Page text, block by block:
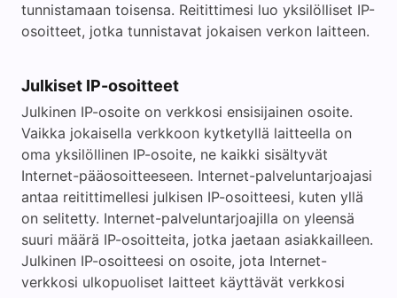
tunnistamaan toisensa. Reitittimesi luo yksilölliset IP-
osoitteet, jotka tunnistavat jokaisen verkon laitteen.
Julkiset IP-osoitteet
Julkinen IP-osoite on verkkosi ensisijainen osoite.
Vaikka jokaisella verkkoon kytketyllä laitteella on
oma yksilöllinen IP-osoite, ne kaikki sisältyvät
Internet-pääosoitteeseen. Internet-palveluntarjoajasi
antaa reitittimellesi julkisen IP-osoitteesi, kuten yllä
on selitetty. Internet-palveluntarjoajilla on yleensä
suuri määrä IP-osoitteita, jotka jaetaan asiakkailleen.
Julkinen IP-osoitteesi on osoite, jota Internet-
verkkosi ulkopuoliset laitteet käyttävät verkkosi